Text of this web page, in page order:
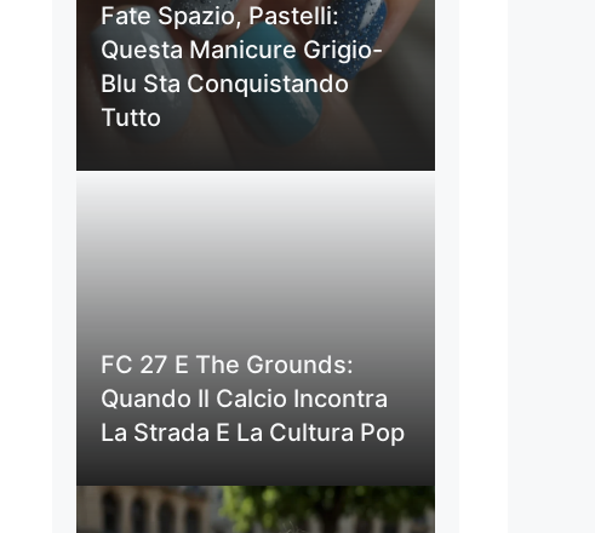
Fate Spazio, Pastelli:
Questa Manicure Grigio-
Blu Sta Conquistando
Tutto
FC 27 E The Grounds:
Quando Il Calcio Incontra
La Strada E La Cultura Pop